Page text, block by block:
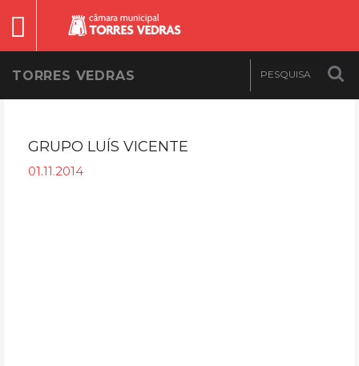
TORRES VEDRAS
GRUPO LUÍS VICENTE
01.11.2014